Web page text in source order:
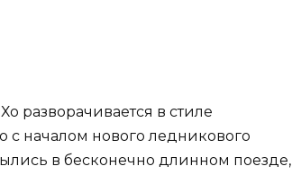
разворачивается в стиле
началом нового ледникового
в бесконечно длинном поезде,